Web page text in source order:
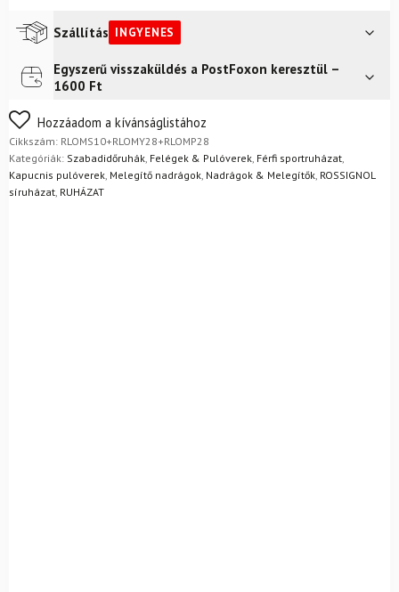
Melegítőnadrág
Szállítás INGYENES
Futár a címreIngyenes
FoxPost
Egyszerű visszaküldés a PostFoxon keresztül –
1600 Ft
Nem biztos a választásában? Semmi gond – a terméket
egyszerűen visszaküldheti 14 napon belül, indoklás nélkül.
Mik a visszaküldés feltételei?
Hozzáadom a kívánságlistához
Cikkszám: RLOMS10+RLOMY28+RLOMP28
Kategóriák: Szabadidőruhák Felégek & Pulóverek Férfi sportruházat
Kapucnis pulóverek Melegítő nadrágok Nadrágok & Melegítők ROSSIGNOL
síruházat RUHÁZAT